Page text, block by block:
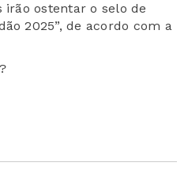
irão ostentar o selo de
2025”, de acordo com a